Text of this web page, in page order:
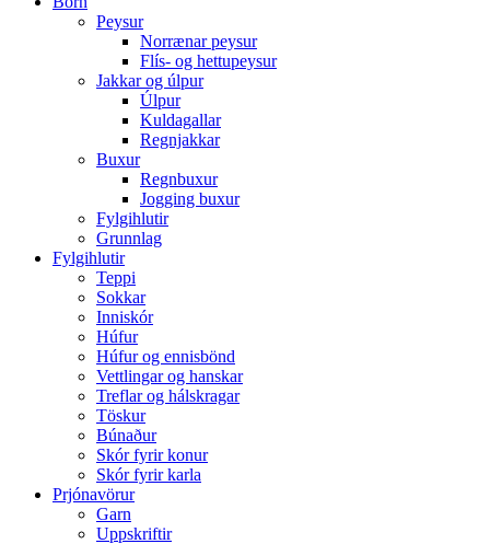
Peysur
Norrænar peysur
Flís- og hettupeysur
Jakkar og úlpur
Úlpur
Kuldagallar
Regnjakkar
Buxur
Regnbuxur
Jogging buxur
Fylgihlutir
Grunnlag
Fylgihlutir
Teppi
Sokkar
Inniskór
Húfur
Húfur og ennisbönd
Vettlingar og hanskar
Treflar og hálskragar
Töskur
Búnaður
Skór fyrir konur
Skór fyrir karla
Prjónavörur
Garn
Uppskriftir